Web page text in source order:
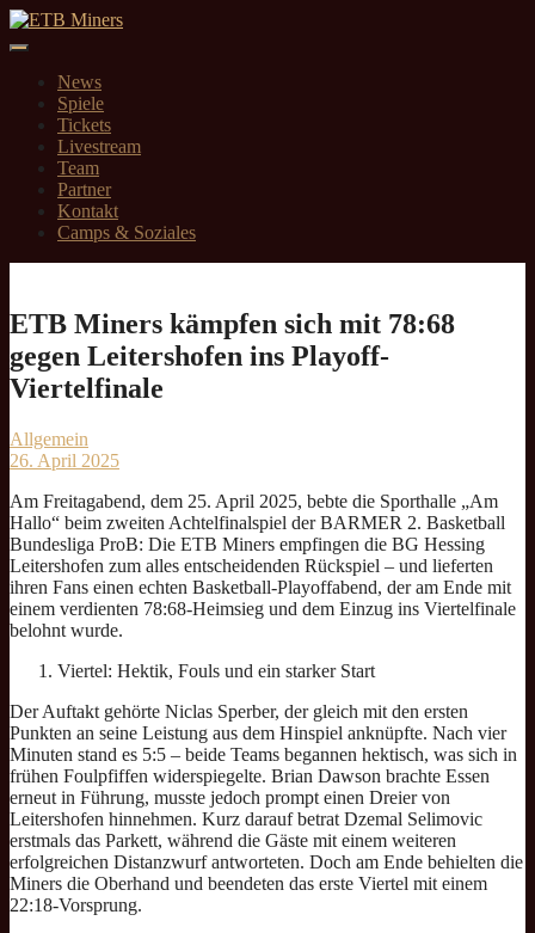
Springe
zum
News
Spiele
Tickets
Livestream
Team
Partner
Kontakt
Camps & Soziales
ETB Miners kämpfen sich mit 78:68
gegen Leitershofen ins Playoff-
Viertelfinale
Allgemein
26. April 2025
Am Freitagabend, dem 25. April 2025, bebte die Sporthalle „Am
Hallo“ beim zweiten Achtelfinalspiel der BARMER 2. Basketball
Bundesliga ProB: Die ETB Miners empfingen die BG Hessing
Leitershofen zum alles entscheidenden Rückspiel – und lieferten
ihren Fans einen echten Basketball-Playoffabend, der am Ende mit
einem verdienten 78:68-Heimsieg und dem Einzug ins Viertelfinale
belohnt wurde.
Viertel: Hektik, Fouls und ein starker Start
Der Auftakt gehörte Niclas Sperber, der gleich mit den ersten
Punkten an seine Leistung aus dem Hinspiel anknüpfte. Nach vier
Minuten stand es 5:5 – beide Teams begannen hektisch, was sich in
frühen Foulpfiffen widerspiegelte. Brian Dawson brachte Essen
erneut in Führung, musste jedoch prompt einen Dreier von
Leitershofen hinnehmen. Kurz darauf betrat Dzemal Selimovic
erstmals das Parkett, während die Gäste mit einem weiteren
erfolgreichen Distanzwurf antworteten. Doch am Ende behielten die
Miners die Oberhand und beendeten das erste Viertel mit einem
22:18-Vorsprung.